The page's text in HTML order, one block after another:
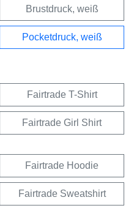
Brustdruck, weiß
Pocketdruck, weiß
Fairtrade T-Shirt
Fairtrade Girl Shirt
Fairtrade Hoodie
Fairtrade Sweatshirt